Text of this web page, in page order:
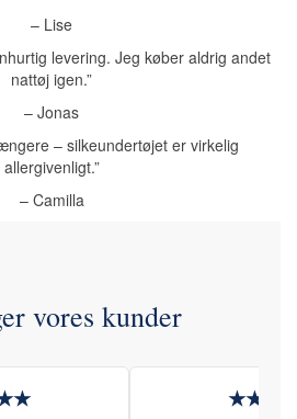
– Lise
levering. Jeg køber aldrig andet
nattøj igen.”
– Jonas
– silkeundertøjet er virkelig
allergivenligt.”
– Camilla
vores kunder